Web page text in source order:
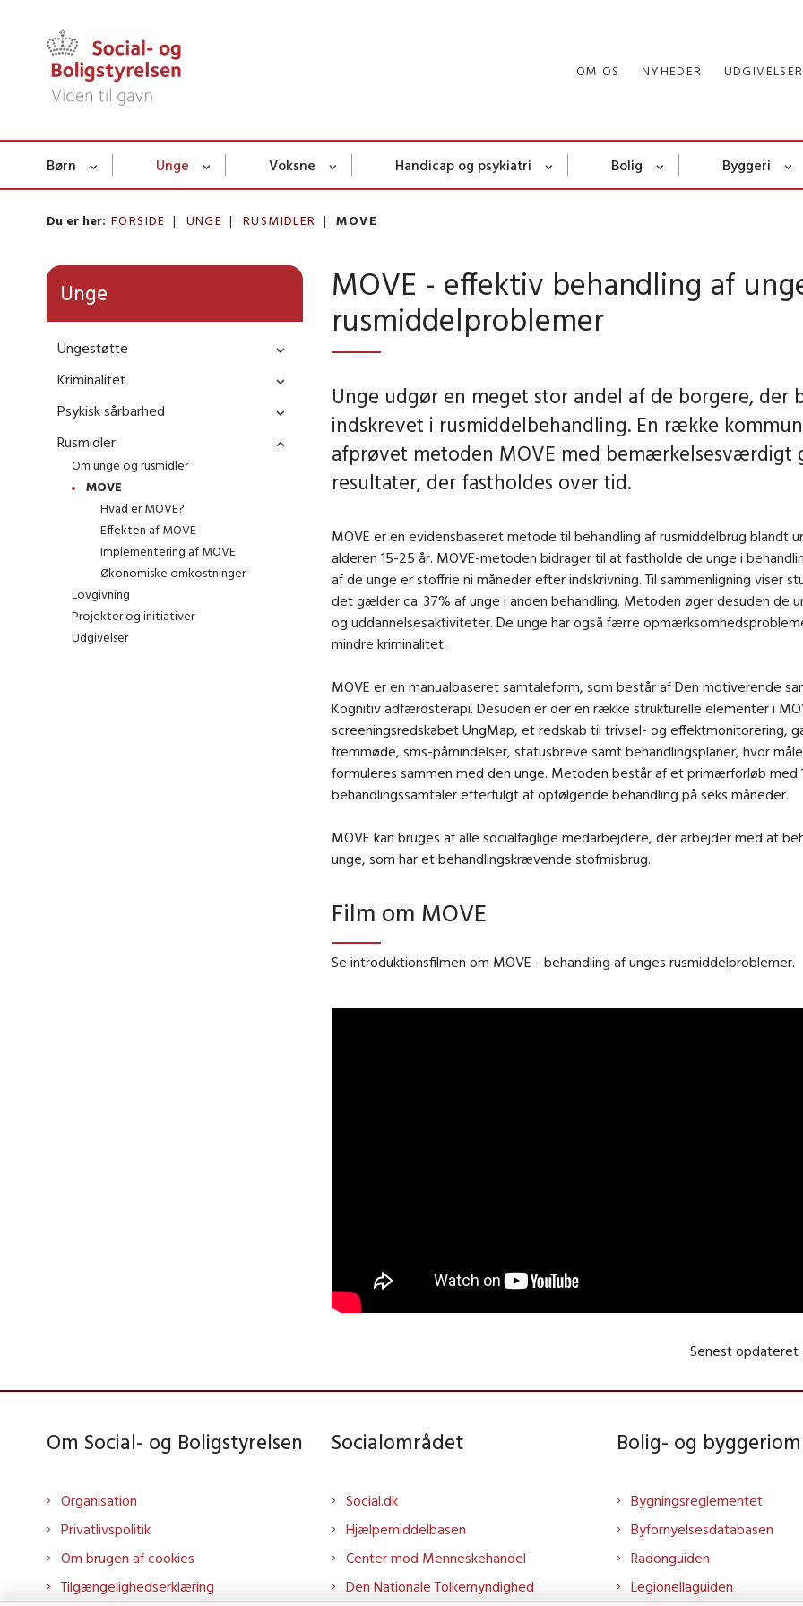
OM OS NYHEDER UDGIVELSER
Børn Unge Voksne Handicap og psykiatri Bolig Byggeri
Du er her: FORSIDE UNGE RUSMIDLER MOVE
Unge
Ungestøtte
Kriminalitet
Psykisk sårbarhed
Rusmidler
Om unge og rusmidler
MOVE
Hvad er MOVE?
Effekten af MOVE
Implementering af MOVE
Økonomiske omkostninger
Lovgivning
Projekter og initiativer
Udgivelser
MOVE - effektiv behandling af
rusmiddelproblemer
Unge udgør en meget stor andel af de borgere, der
indskrevet i rusmiddelbehandling. En række
afprøvet metoden MOVE med bemærkelsesværdigt
resultater, der fastholdes over tid.
MOVE er en evidensbaseret metode til behandling af rusmiddelbrug blandt
alderen 15-25 år. MOVE-metoden bidrager til at fastholde de unge i
af de unge er stoffrie ni måneder efter indskrivning. Til sammenligning viser
det gælder ca. 37% af unge i anden behandling. Metoden øger desuden de
og uddannelsesaktiviteter. De unge har også færre
mindre kriminalitet.
MOVE er en manualbaseret samtaleform, som består af Den motiverende
Kognitiv adfærdsterapi. Desuden er der en række strukturelle elementer i
screeningsredskabet UngMap, et redskab til trivsel- og effektmonitorering,
fremmøde, sms-påmindelser, statusbreve samt behandlingsplaner, hvor
formuleres sammen med den unge. Metoden består af et primærforløb med
behandlingssamtaler efterfulgt af opfølgende behandling på seks måneder.
MOVE kan bruges af alle socialfaglige medarbejdere, der arbejder med at
unge, som har et behandlingskrævende stofmisbrug.
Film om MOVE
Se introduktionsfilmen om MOVE - behandling af unges rusmiddelproblemer.
Senest opdateret
Om Social- og Boligstyrelsen
Organisation
Privatlivspolitik
Om brugen af cookies
Tilgængelighedserklæring
Socialområdet
Social.dk
Hjælpemiddelbasen
Center mod Menneskehandel
Den Nationale Tolkemyndighed
Bolig- og
Bygningsreglementet
Byfornyelsesdatabasen
Radonguiden
Legionellaguiden